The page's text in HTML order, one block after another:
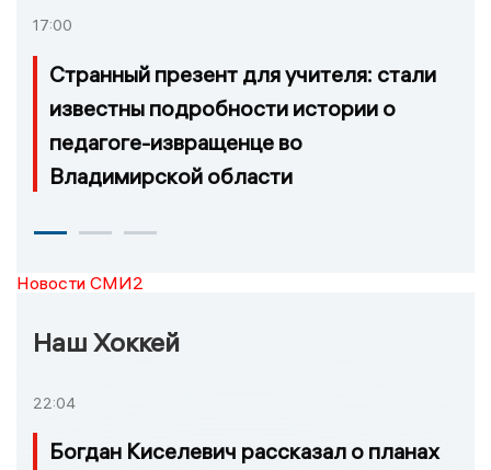
17:00
Странный презент для учителя: стали
известны подробности истории о
педагоге-извращенце во
Владимирской области
Новости СМИ2
Наш Хоккей
22:04
Богдан Киселевич рассказал о планах